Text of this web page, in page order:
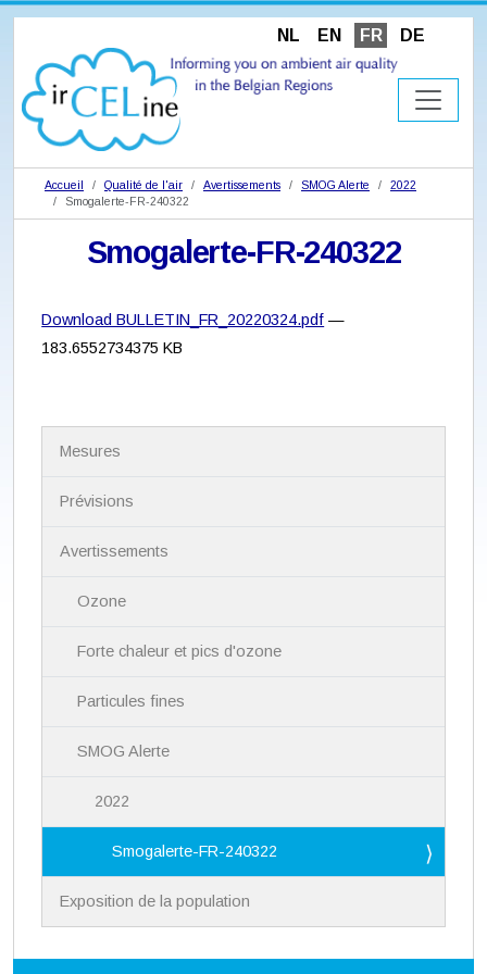
NL EN FR DE
Accueil Qualité de l'air Avertissements SMOG Alerte
2022
Smogalerte-FR-240322
Smogalerte-FR-240322
Download BULLETIN_FR_20220324.pdf —
183.6552734375 KB
Mesures
Prévisions
Avertissements
Ozone
Forte chaleur et pics d'ozone
Particules fines
SMOG Alerte
2022
Smogalerte-FR-240322
Exposition de la population